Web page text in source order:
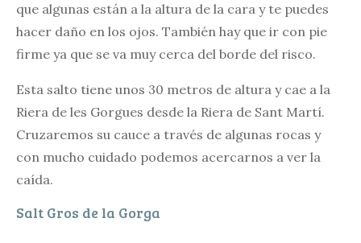
que algunas están a la altura de la cara y te puedes
hacer daño en los ojos. También hay que ir con pie
firme ya que se va muy cerca del borde del risco.
Esta salto tiene unos 30 metros de altura y cae a la
Riera de les Gorgues desde la Riera de Sant Martí.
Cruzaremos su cauce a través de algunas rocas y
con mucho cuidado podemos acercarnos a ver la
caída.
Salt Gros de la Gorga